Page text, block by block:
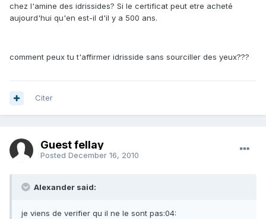
chez l'amine des idrissides? Si le certificat peut etre acheté
aujourd'hui qu'en est-il d'il y a 500 ans.
comment peux tu t'affirmer idrisside sans sourciller des yeux???
Citer
Guest fellay
Posted December 16, 2010
Alexander said:
je viens de verifier qu il ne le sont pas:04: